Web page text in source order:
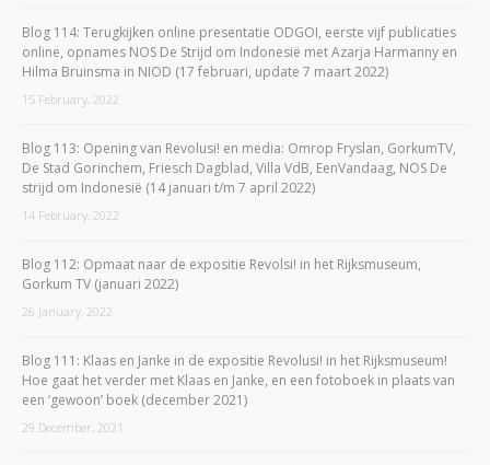
Blog 114: Terugkijken online presentatie ODGOI, eerste vijf publicaties
online, opnames NOS De Strijd om Indonesië met Azarja Harmanny en
Hilma Bruinsma in NIOD (17 februari, update 7 maart 2022)
15 February, 2022
Blog 113: Opening van Revolusi! en media: Omrop Fryslan, GorkumTV,
De Stad Gorinchem, Friesch Dagblad, Villa VdB, EenVandaag, NOS De
strijd om Indonesië (14 januari t/m 7 april 2022)
14 February, 2022
Blog 112: Opmaat naar de expositie Revolsi! in het Rijksmuseum,
Gorkum TV (januari 2022)
26 January, 2022
Blog 111: Klaas en Janke in de expositie Revolusi! in het Rijksmuseum!
Hoe gaat het verder met Klaas en Janke, en een fotoboek in plaats van
een ‘gewoon’ boek (december 2021)
29 December, 2021